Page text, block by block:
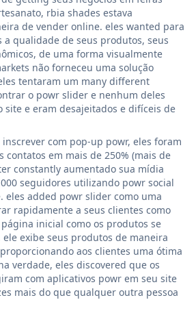
rbia shades estava
de vender online. eles wanted para
a qualidade de seus produtos, seus
de uma forma visualmente
não forneceu uma solução
tentaram um many different
o powr slider e nenhum deles
site e eram desajeitados e difíceis de
com pop-up powr, eles foram
contatos em mais de 250% (mais de
constantly aumentado sua mídia
seguidores utilizando powr social
eles added powr slider como uma
rapidamente a seus clientes como
inicial como os produtos se
exibe seus produtos de maneira
aos clientes uma ótima
verdade, eles discovered que os
com aplicativos powr em seu site
mais do que qualquer outra pessoa